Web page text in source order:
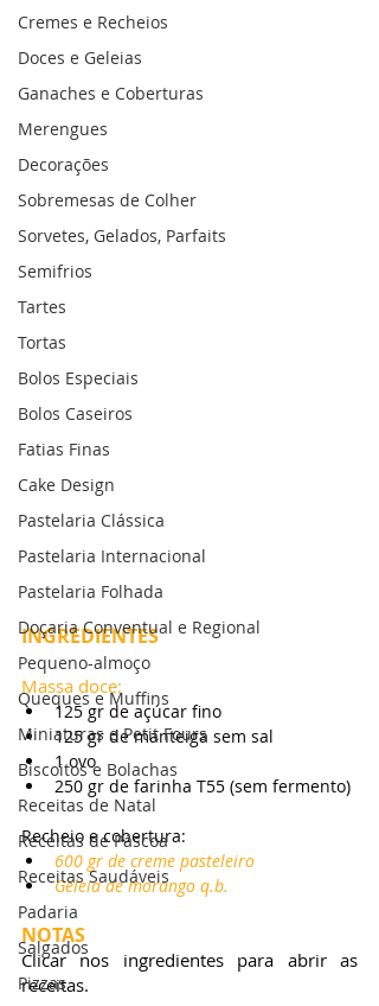
Cremes e Recheios
Doces e Geleias
Ganaches e Coberturas
Merengues
Decorações
Sobremesas de Colher
Sorvetes, Gelados, Parfaits
Semifrios
Tartes
Tortas
Bolos Especiais
Bolos Caseiros
Fatias Finas
Cake Design
Pastelaria Clássica
Pastelaria Internacional
Pastelaria Folhada
Doçaria Conventual e Regional
Pequeno-almoço
Queques e Muffins
Miniaturas e Petit Fours
Biscoitos e Bolachas
Receitas de Natal
Receitas de Páscoa
Receitas Saudáveis
Padaria
Salgados
Pizzas
INGREDIENTES
Massa doce:
125 gr de açúcar fino
125 gr de manteiga sem sal
1 ovo
250 gr de farinha T55 (sem fermento)
Recheio e cobertura:
600 gr de creme pasteleiro
Geleia de morango q.b.
NOTAS
Clicar nos ingredientes para abrir as
receitas.